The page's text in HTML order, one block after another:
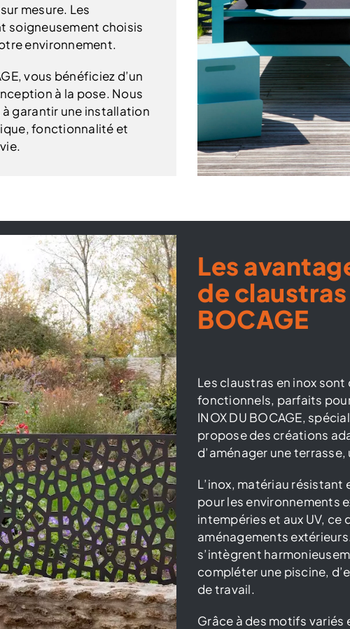
mesure. Les
soigneusement choisis
environnement.
vous bénéficiez d’un
à la pose. Nous
garantir une installation
fonctionnalité et
Les
de claustras
BOCAGE
Les claustras en inox
fonctionnels, parfaits
INOX DU BOCAGE,
propose des créations
d’aménager une
L’inox, matériau résistant
pour les environnements
intempéries et aux UV, ce
aménagements
s’intègrent
compléter une piscine,
de travail.
Grâce à des motifs